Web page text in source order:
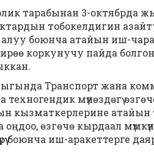
тарабынан 3-октябрда жыл
тобокелдигин
боюнча атайын иш-чара
коркунучу пайда
Транспорт жана
мүнөздөгү
кызматкерлерине
өзгөчө кырдаал
боюнча иш-аракеттерге